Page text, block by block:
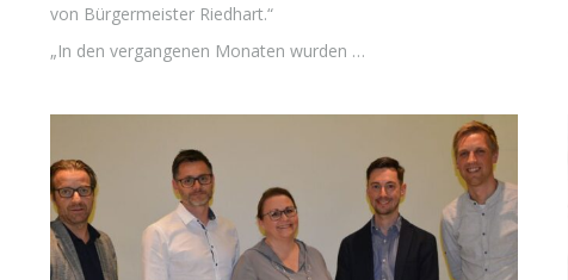
von Bürgermeister Riedhart.“
„In den vergangenen Monaten wurden …